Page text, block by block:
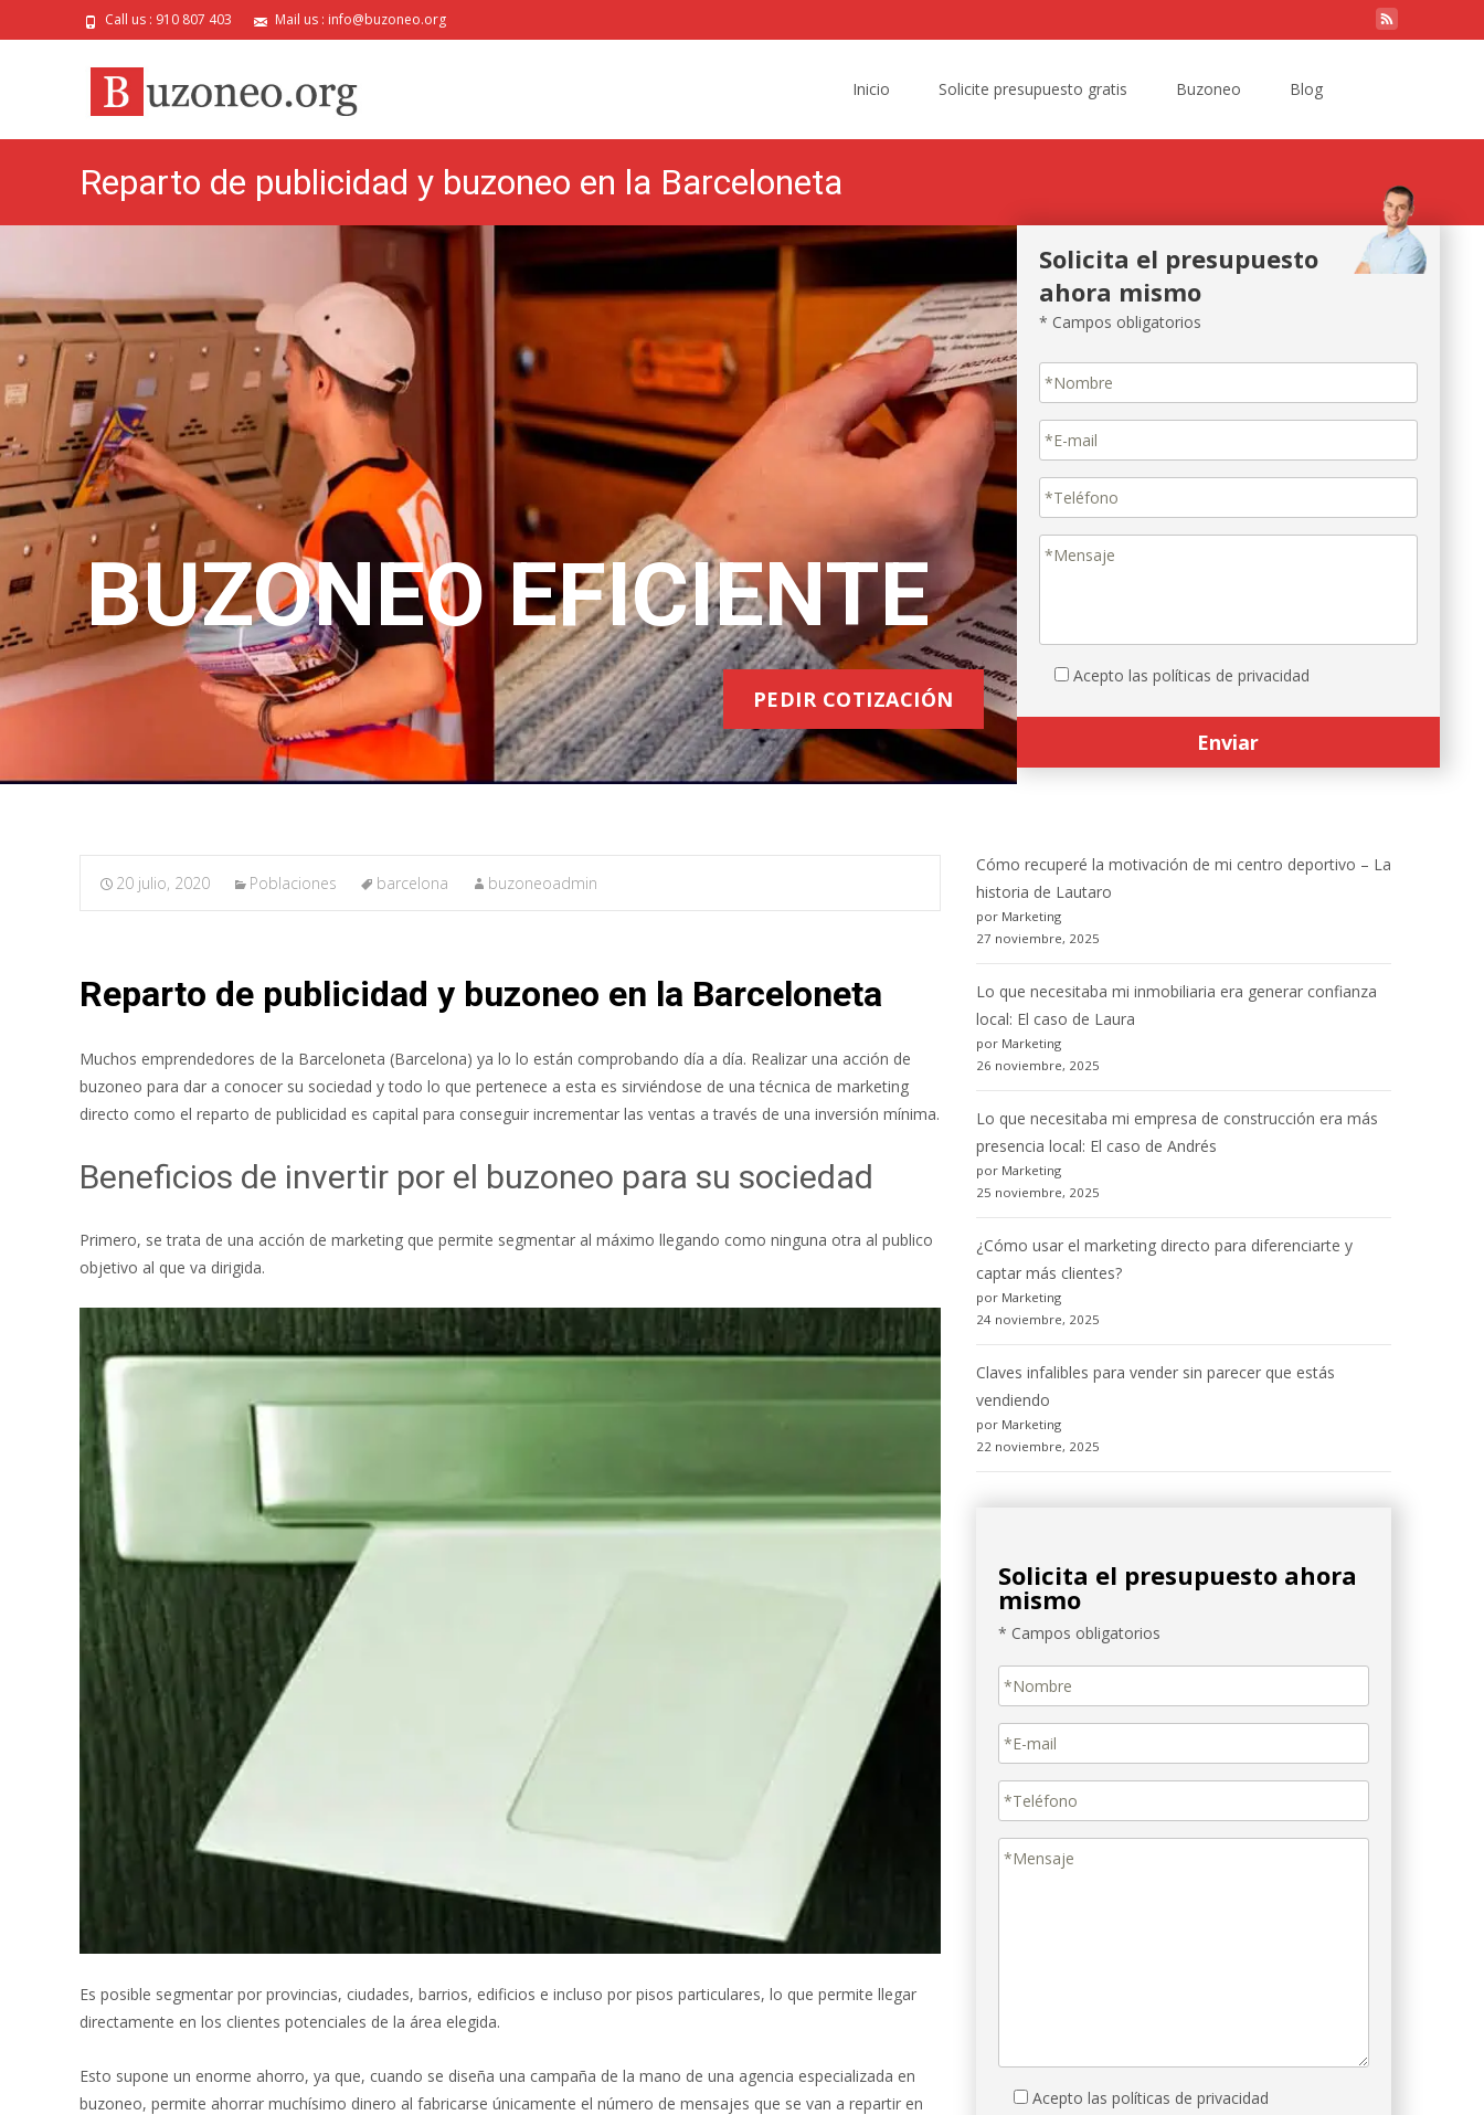
Call us : 910 807 403 Mail us : info@buzoneo.org
Inicio Solicite presupuesto gratis Buzoneo Blog
Reparto de publicidad y buzoneo en la Barceloneta
BUZONEO EFICIENTE
PEDIR COTIZACIÓN
Solicita el presupuesto
ahora mismo
* Campos obligatorios
Acepto las políticas de privacidad
20 julio, 2020 Poblaciones barcelona buzoneoadmin
Reparto de publicidad y buzoneo en la Barceloneta
Muchos emprendedores de la Barceloneta (Barcelona) ya lo lo están comprobando día a día. Realizar una acción de
buzoneo para dar a conocer su sociedad y todo lo que pertenece a esta es sirviéndose de una técnica de marketing
directo como el reparto de publicidad es capital para conseguir incrementar las ventas a través de una inversión mínima.
Beneficios de invertir por el buzoneo para su sociedad
Primero, se trata de una acción de marketing que permite segmentar al máximo llegando como ninguna otra al publico
objetivo al que va dirigida.
Es posible segmentar por provincias, ciudades, barrios, edificios e incluso por pisos particulares, lo que permite llegar
directamente en los clientes potenciales de la área elegida.
Esto supone un enorme ahorro, ya que, cuando se diseña una campaña de la mano de una agencia especializada en
buzoneo, permite ahorrar muchísimo dinero al fabricarse únicamente el número de mensajes que se van a repartir en
Cómo recuperé la motivación de mi centro deportivo – La
historia de Lautaro
por Marketing
27 noviembre, 2025
Lo que necesitaba mi inmobiliaria era generar confianza
local: El caso de Laura
por Marketing
26 noviembre, 2025
Lo que necesitaba mi empresa de construcción era más
presencia local: El caso de Andrés
por Marketing
25 noviembre, 2025
¿Cómo usar el marketing directo para diferenciarte y
captar más clientes?
por Marketing
24 noviembre, 2025
Claves infalibles para vender sin parecer que estás
vendiendo
por Marketing
22 noviembre, 2025
Acepto las políticas de privacidad